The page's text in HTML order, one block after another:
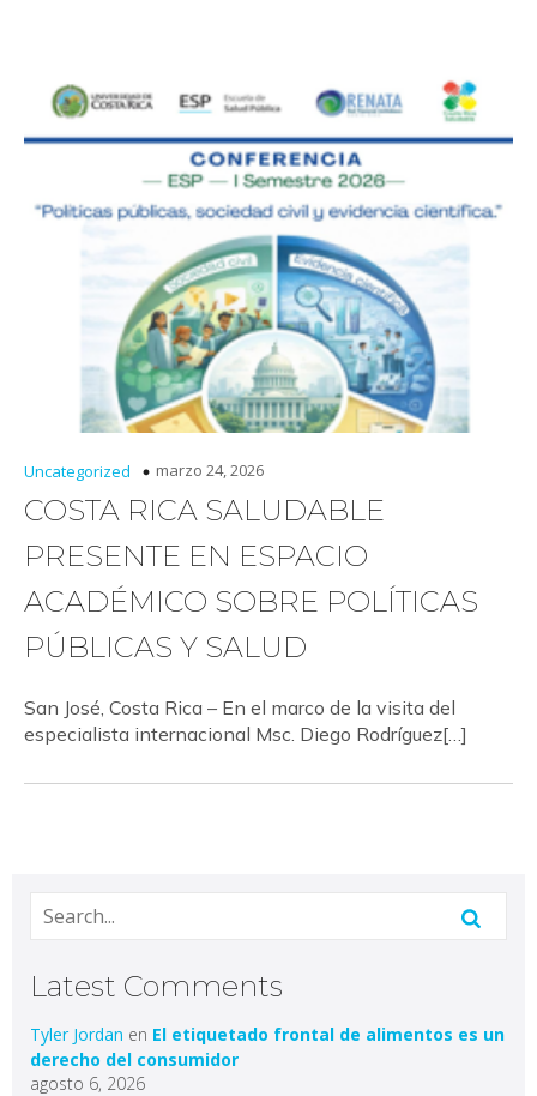
Uncategorized marzo 24, 2026
COSTA RICA SALUDABLE
PRESENTE EN ESPACIO
ACADÉMICO SOBRE POLÍTICAS
PÚBLICAS Y SALUD
San José, Costa Rica – En el marco de la visita del
especialista internacional Msc. Diego Rodríguez[…]
Latest Comments
Tyler Jordan en El etiquetado frontal de alimentos es un
derecho del consumidor
agosto 6, 2026